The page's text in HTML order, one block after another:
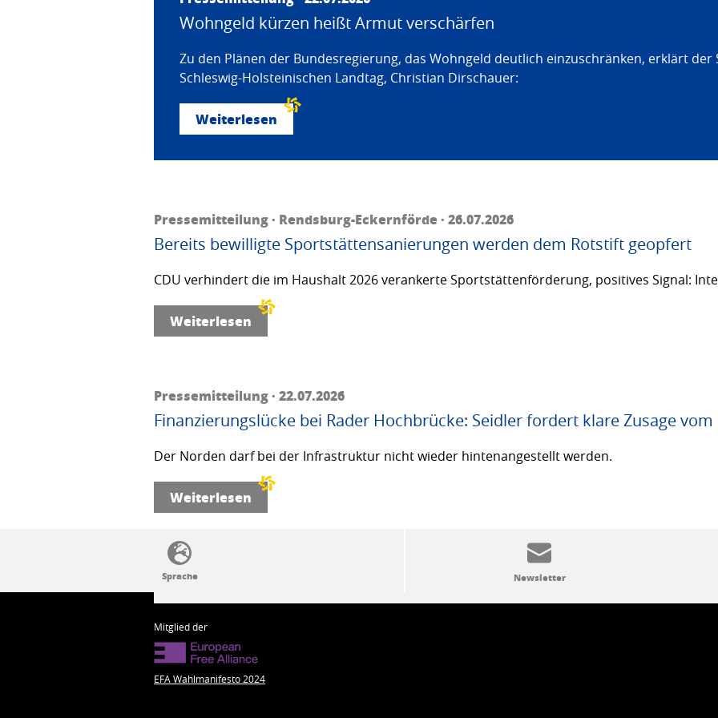
Wohngeld kürzen heißt Armut verschärfen
Zu den Plänen der Bundesregierung, das Wohngeld deutlich einzuschränken, erklärt der
Schleswig-Holsteinischen Landtag, Christian Dirschauer:
Weiterlesen
Pressemitteilung · Rendsburg-Eckernförde · 26.07.2026
Bereits bewilligte Sportstättensanierungen werden dem Rotstift geopfert
CDU verhindert die im Haushalt 2026 verankerte Sportstättenförderung, positives Signal:
Weiterlesen
Pressemitteilung · 22.07.2026
Finanzierungslücke bei Rader Hochbrücke: Seidler fordert klare Zusage
Der Norden darf bei der Infrastruktur nicht wieder hintenangestellt werden.
Weiterlesen
SSW-Politik von A bis Z
Mitglied der
EFA Wahlmanifesto 2024